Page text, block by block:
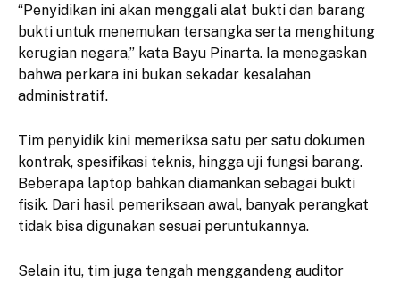
“Penyidikan ini akan menggali alat bukti dan barang
bukti untuk menemukan tersangka serta menghitung
kerugian negara,” kata Bayu Pinarta. Ia menegaskan
bahwa perkara ini bukan sekadar kesalahan
administratif.
Tim penyidik kini memeriksa satu per satu dokumen
kontrak, spesifikasi teknis, hingga uji fungsi barang.
Beberapa laptop bahkan diamankan sebagai bukti
fisik. Dari hasil pemeriksaan awal, banyak perangkat
tidak bisa digunakan sesuai peruntukannya.
Selain itu, tim juga tengah menggandeng auditor